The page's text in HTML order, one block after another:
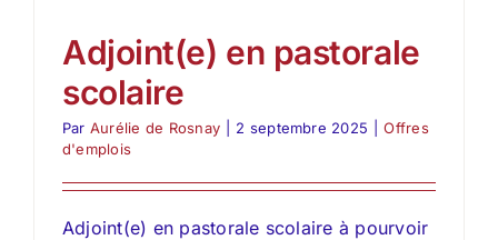
Adjoint(e) en pastorale
scolaire
Par Aurélie de Rosnay 2 septembre 2025
Offres
d'emplois
Adjoint(e) en pastorale scolaire à pourvoir